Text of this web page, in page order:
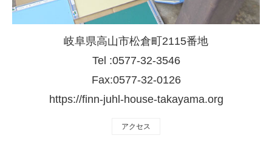
岐阜県高山市松倉町2115番地
Tel :0577-32-3546
Fax:0577-32-0126
https://finn-juhl-house-takayama.org
アクセス